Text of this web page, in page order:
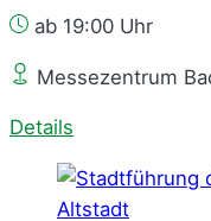
ab 19:00 Uhr
Messezentrum
Details